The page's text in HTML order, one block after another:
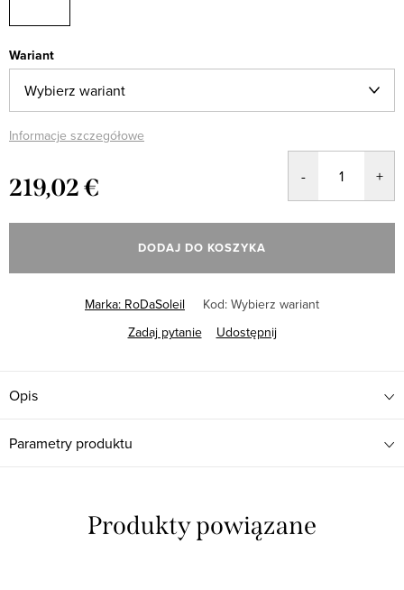
Wariant
Informacje szczegółowe
219,02 €
jednostkowa:
DODAJ DO KOSZYKA
Marka: RoDaSoleil Kod: Wybierz wariant
Zadaj pytanie
Udostępnij
Opis
Parametry produktu
Produkty powiązane